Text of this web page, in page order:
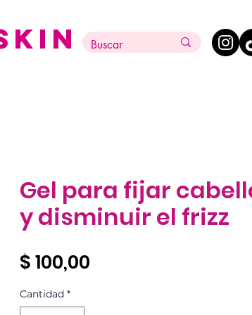
Gel para fijar
y disminuir el frizz
$ 100,00
Cantidad *